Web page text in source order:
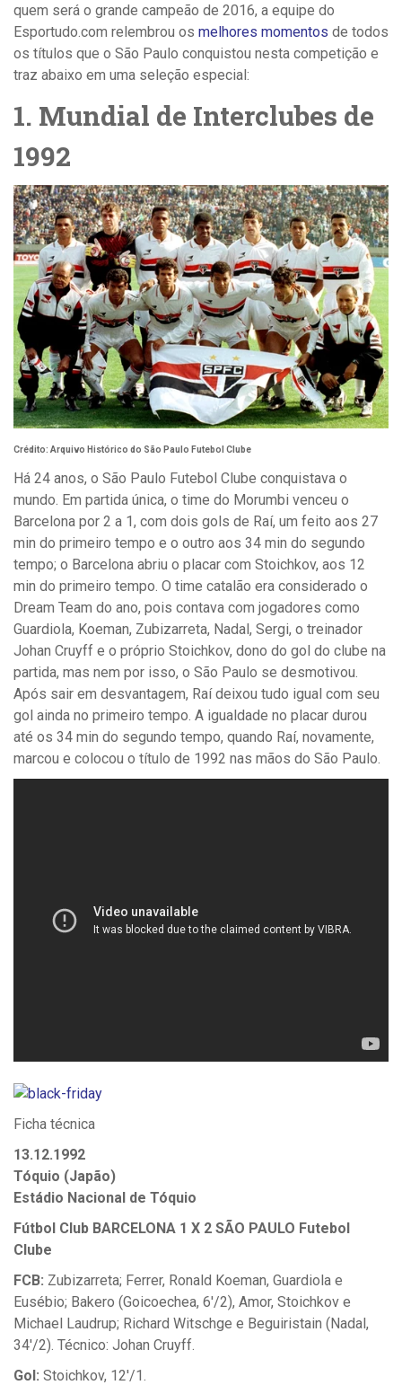
quem será o grande campeão de 2016, a equipe do
Esportudo.com relembrou os melhores momentos de todos
os títulos que o São Paulo conquistou nesta competição e
traz abaixo em uma seleção especial:
1. Mundial de Interclubes de
1992
Crédito: Arquivo Histórico do São Paulo Futebol Clube
Há 24 anos, o São Paulo Futebol Clube conquistava o
mundo. Em partida única, o time do Morumbi venceu o
Barcelona por 2 a 1, com dois gols de Raí, um feito aos 27
min do primeiro tempo e o outro aos 34 min do segundo
tempo; o Barcelona abriu o placar com Stoichkov, aos 12
min do primeiro tempo. O time catalão era considerado o
Dream Team do ano, pois contava com jogadores como
Guardiola, Koeman, Zubizarreta, Nadal, Sergi, o treinador
Johan Cruyff e o próprio Stoichkov, dono do gol do clube na
partida, mas nem por isso, o São Paulo se desmotivou.
Após sair em desvantagem, Raí deixou tudo igual com seu
gol ainda no primeiro tempo. A igualdade no placar durou
até os 34 min do segundo tempo, quando Raí, novamente,
marcou e colocou o título de 1992 nas mãos do São Paulo.
Ficha técnica
13.12.1992
Tóquio (Japão)
Estádio Nacional de Tóquio
Fútbol Club BARCELONA 1 X 2 SÃO PAULO Futebol
Clube
FCB: Zubizarreta; Ferrer, Ronald Koeman, Guardiola e
Eusébio; Bakero (Goicoechea, 6'/2), Amor, Stoichkov e
Michael Laudrup; Richard Witschge e Beguiristain (Nadal,
34'/2). Técnico: Johan Cruyff.
Gol: Stoichkov, 12'/1.